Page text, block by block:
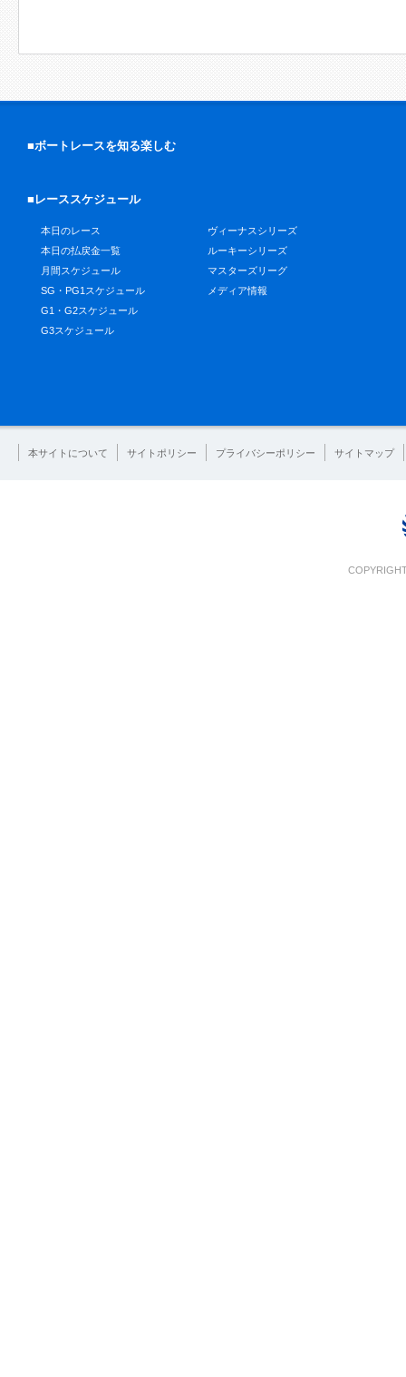
■ボートレースを知る楽しむ
■レーススケジュール
本日のレース
本日の払戻金一覧
月間スケジュール
SG・PG1スケジュール
G1・G2スケジュール
G3スケジュール
ヴィーナスシリーズ
ルーキーシリーズ
マスターズリーグ
メディア情報
本サイトについて サイトポリシー プライバシーポリシー サイトマップ